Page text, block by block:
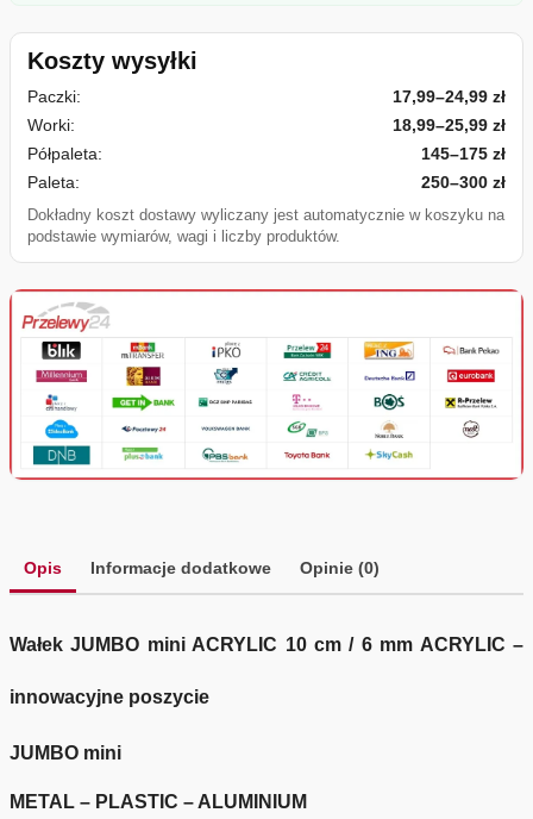
Koszty wysyłki
Paczki:
17,99–24,99 zł
Worki:
18,99–25,99 zł
Półpaleta:
145–175 zł
Paleta:
250–300 zł
Dokładny koszt dostawy wyliczany jest automatycznie w koszyku na
podstawie wymiarów, wagi i liczby produktów.
Opis Informacje dodatkowe Opinie (0)
Wałek JUMBO mini ACRYLIC 10 cm / 6 mm ACRYLIC –
innowacyjne poszycie
JUMBO mini
METAL – PLASTIC – ALUMINIUM